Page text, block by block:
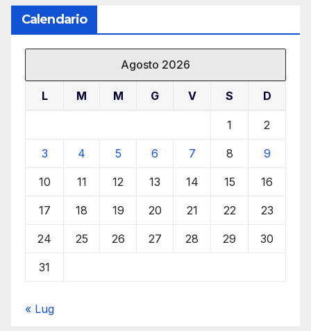
Calendario
Agosto 2026
L M M G V S D
1 2
3 4 5 6 7 8 9
10 11 12 13 14 15 16
17 18 19 20 21 22 23
24 25 26 27 28 29 30
31
« Lug